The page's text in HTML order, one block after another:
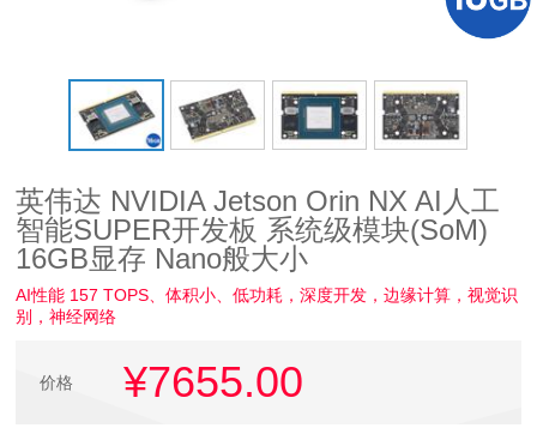
英伟达 NVIDIA Jetson Orin NX AI人工
智能SUPER开发板 系统级模块(SoM)
16GB显存 Nano般大小
AI性能 157 TOPS、体积小、低功耗，深度开发，边缘计算，视觉识
别，神经网络
价格 ¥7655.00